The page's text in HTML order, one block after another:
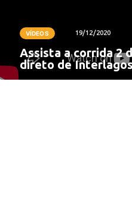
VÍDEOS 19/12/2020
Assista a corrida 2
direto de